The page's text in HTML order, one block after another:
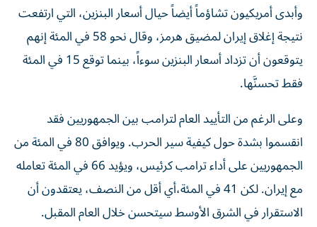
وأبدى أمريكيون تشاؤماً أيضاً حيال أسعار البنزين، التي ارتفعت
نتيجة إغلاق إيران لمضيق هرمز، وقال نحو 58 في المئة إنهم
يتوقعون أن تزداد أسعار البنزين سوءاً، بينما توقع 15 في المئة
فقط تحسنَّها.
وعلى الرغم من التأييد العام لترامب بين الجمهوريين فقد
انقسموا بشدة حول كيفية سير الحرب. ويوافق 80 في المئة من
الجمهوريين على أداء ترامب كرئيس، ويؤيد 66 في المئة تعامله
مع إيران. لكن 41 في المئة،​أي أقل من النصف، يعتقدون أن
الاستقرار في الشرق الأوسط سيتحسن خلال العام المقبل.